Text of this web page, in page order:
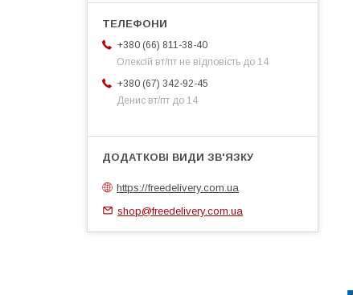
+380 (66) 811-38-40
Олексій вт/пт не відповість до 14
+380 (67) 342-92-45
Денис вт/пт до 14
https://freedelivery.com.ua
shop@freedelivery.com.ua